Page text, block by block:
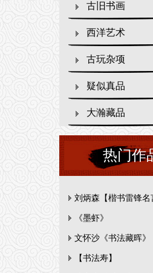
古旧书画
西洋艺术
古玩杂项
疑似真品
大瀚藏品
热门作
刘炳森【楷书雷锋名
《墨虾》
文怀沙《书法藏晖》
【书法寿】